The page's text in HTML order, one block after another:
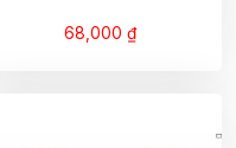
68,000 ₫